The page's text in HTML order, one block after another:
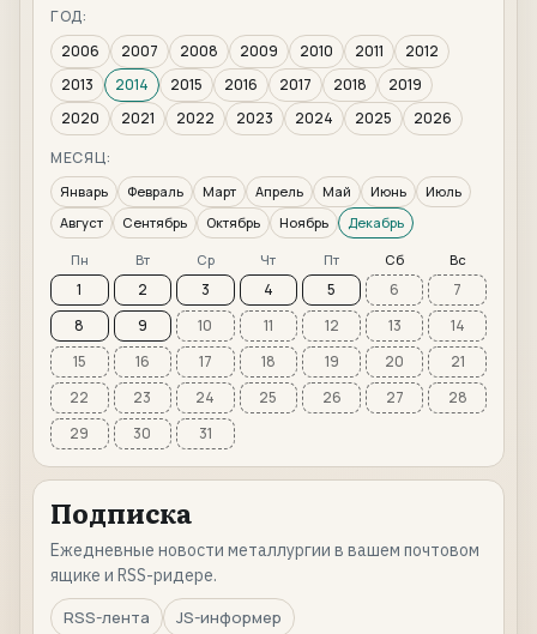
ГОД:
2006
2007 2008 2009 2010 2011
2012
2013
2014 2015 2016 2017 2018
2019
2020
2021 2022 2023 2024 2025
2026
МЕСЯЦ:
Январь Февраль Март Апрель Май Июнь
Июль
Август
Сентябрь Октябрь Ноябрь Декабрь
Пн Вт Ср Чт Пт Сб Вс
1 2 3 4 5 6
7
8
9 10 11 12 13
14
15
16 17 18 19 20
21
22
23 24 25 26 27
28
29
30 31
Подписка
Ежедневные новости металлургии в вашем почтовом
ящике и RSS-ридере.
RSS-лента
JS-информер